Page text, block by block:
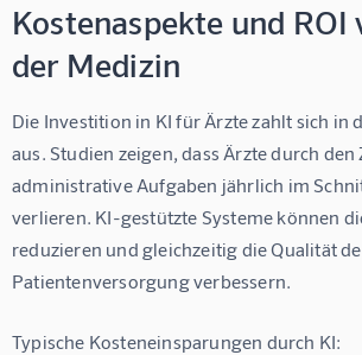
Kostenaspekte und ROI
der Medizin
Die Investition in KI für Ärzte zahlt sich in
aus. Studien zeigen, dass Ärzte durch
administrative Aufgaben jährlich im
verlieren. KI-gestützte Systeme können
reduzieren und gleichzeitig die Qualität
Patientenversorgung verbessern.
Typische Kosteneinsparungen durch KI: